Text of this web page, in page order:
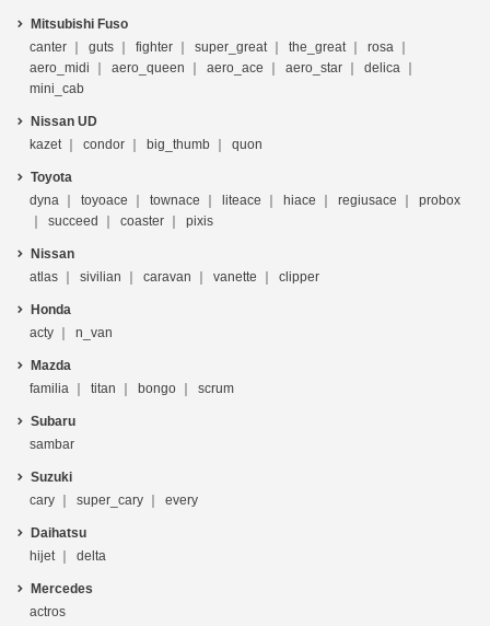
Mitsubishi Fuso
canter
guts fighter super_great the_great
rosa
aero_midi
aero_queen aero_ace aero_star
delica
mini_cab
Nissan UD
kazet
condor big_thumb quon
Toyota
dyna
toyoace townace liteace hiace regiusace
probox
succeed
coaster pixis
Nissan
atlas
sivilian caravan vanette clipper
Honda
acty
n_van
Mazda
familia
titan bongo scrum
Subaru
sambar
Suzuki
cary
super_cary every
Daihatsu
hijet
delta
Mercedes
actros